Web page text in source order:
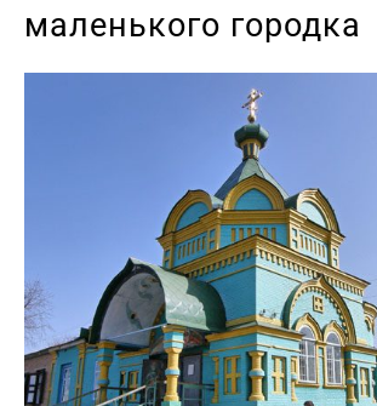
маленького городка